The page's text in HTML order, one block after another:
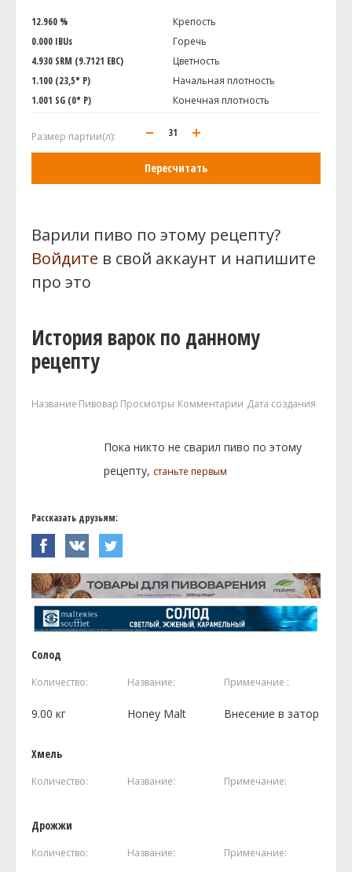
12.960 %
Крепость
0.000 IBUs
Горечь
4.930 SRM (9.7121 EBC)
Цветность
1.100 (23,5° P)
Начальная плотность
1.001 SG (0° P)
Конечная плотность
Размер партии(л):
Пересчитать
Варили пиво по этому рецепту?
Войдите в свой аккаунт и напишите
про это
История варок по данному
рецепту
Название Пивовар Просмотры Комментарии Дата создания
Пока никто не сварил пиво по этому
рецепту, станьте первым
Рассказать друзьям:
Солод
Количество: Название: Примечание :
9.00 кг Honey Malt Внесение в затор
Хмель
Количество: Название: Примечание:
Дрожжи
Количество: Название: Примечание: